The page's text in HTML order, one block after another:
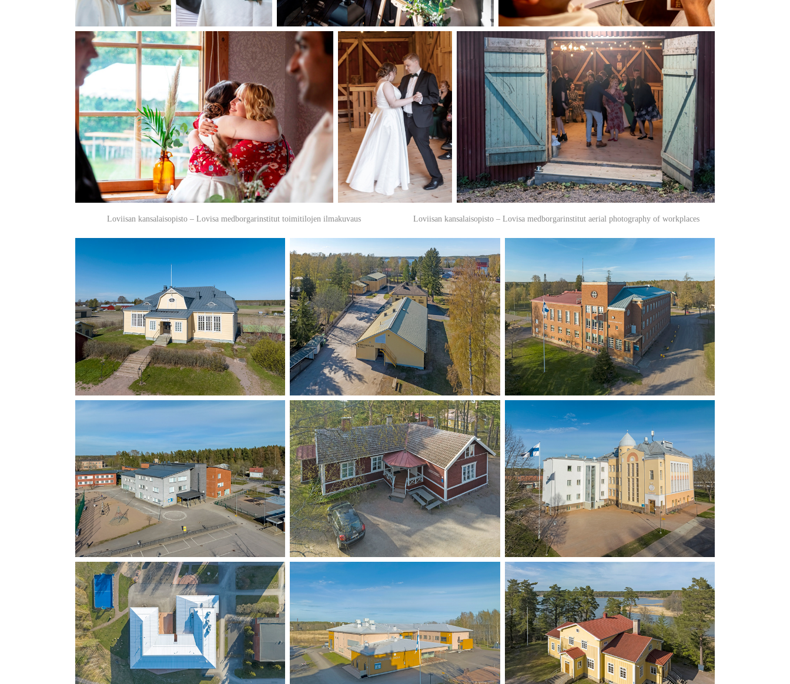
Loviisan kansalaisopisto – Lovisa medborgarinstitut toimitilojen ilmakuvaus Loviisan kansalaisopisto – Lovisa medborgarinstitut aerial photography of workplaces